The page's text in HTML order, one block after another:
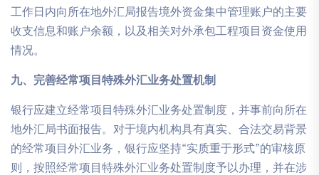
工作日内向所在地外汇局报告境外资金集中管理账户的主要
收支信息和账户余额，以及相关对外承包工程项目资金使用
情况。
九、完善经常项目特殊外汇业务处置机制
银行应建立经常项目特殊外汇业务处置制度，并事前向所在
地外汇局书面报告。对于境内机构具有真实、合法交易背景
的经常项目外汇业务，银行应坚持“实质重于形式”的审核原
则，按照经常项目特殊外汇业务处置制度予以办理，并在涉